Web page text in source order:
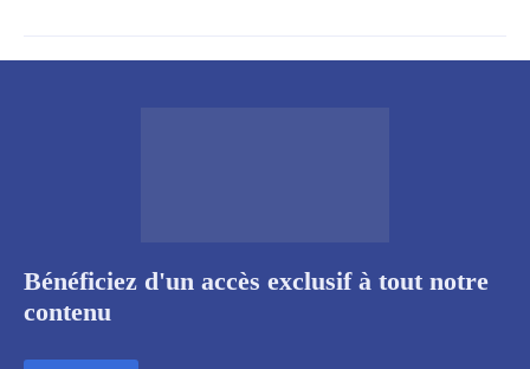
Bénéficiez d'un accès exclusif à tout notre
contenu